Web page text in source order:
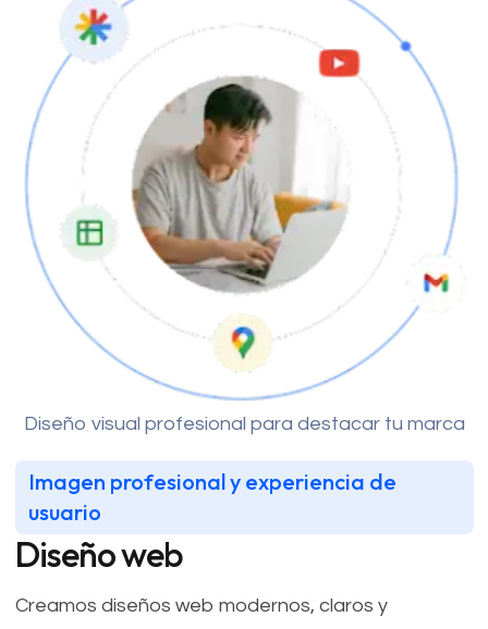
Imagen profesional y experiencia de
usuario
Diseño web
Creamos diseños web modernos, claros y
Diseño visual profesional para destacar tu marca